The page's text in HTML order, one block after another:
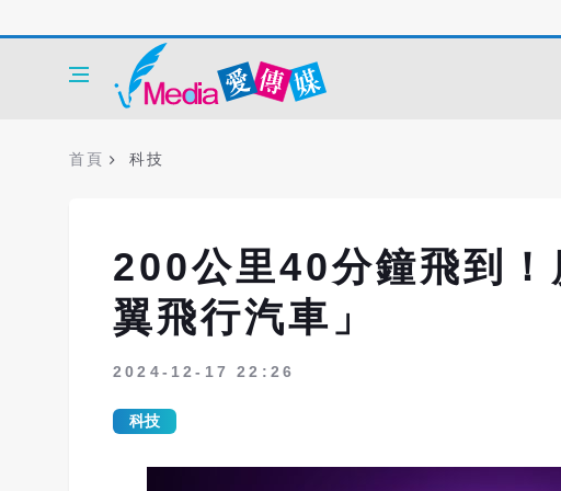
首頁 科技
200公里40分鐘飛到
翼飛行汽車」
2024-12-17 22:26
科技